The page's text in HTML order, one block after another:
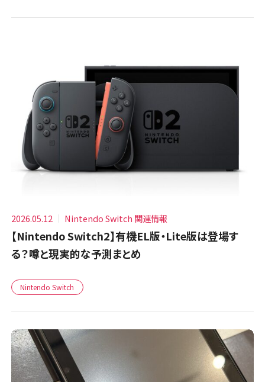
2026.05.12 Nintendo Switch 関連情報
【Nintendo Switch2】有機EL版・Lite版は登場す
る？噂と現実的な予測まとめ
Nintendo Switch